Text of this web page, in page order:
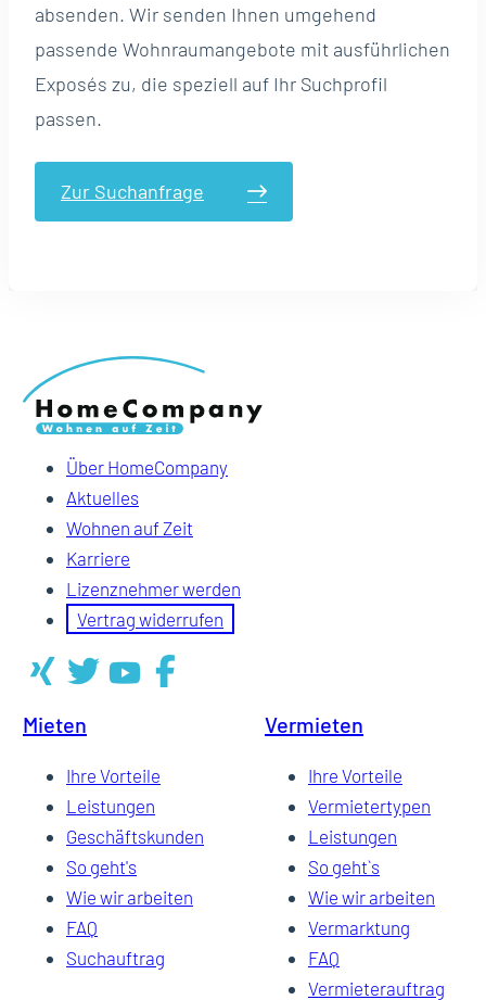
absenden. Wir senden Ihnen umgehend
passende Wohnraumangebote mit ausführlichen
Exposés zu, die speziell auf Ihr Suchprofil
passen.
Zur Suchanfrage
Über HomeCompany
Aktuelles
Wohnen auf Zeit
Karriere
Lizenznehmer werden
Vertrag widerrufen
Mieten
Ihre Vorteile
Leistungen
Geschäftskunden
So geht's
Wie wir arbeiten
FAQ
Suchauftrag
Vermieten
Ihre Vorteile
Vermietertypen
Leistungen
So geht`s
Wie wir arbeiten
Vermarktung
FAQ
Vermieterauftrag